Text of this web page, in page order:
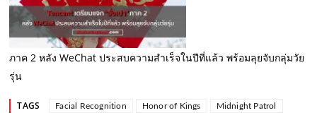
ภาค 2 หลัง WeChat ประสบความสำเร็จในปีที่แล้ว พร้อมลุยจับกลุ่มวัย
รุ่น
TAGS Facial Recognition Honor of Kings
Midnight Patrol